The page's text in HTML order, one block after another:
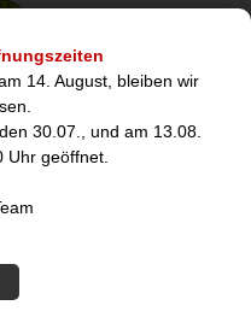
14. August, bleiben wir
30.07., und am 13.08.
Uhr geöffnet.
für